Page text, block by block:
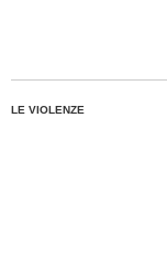
LE VIOLENZE